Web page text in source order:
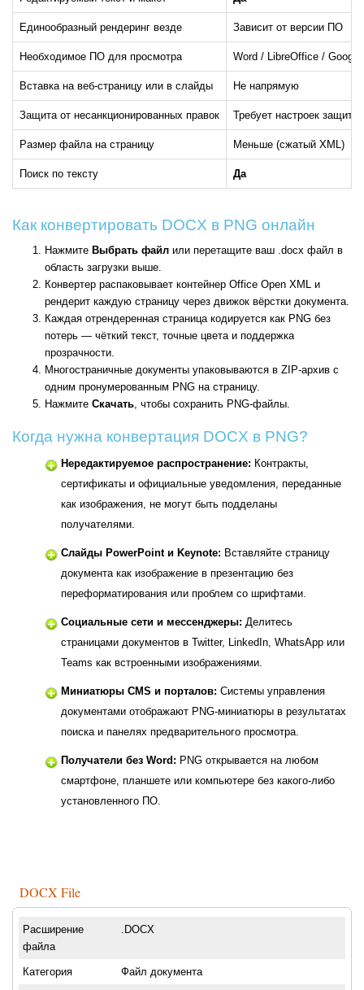
Единообразный рендеринг везде Зависит от версии ПО
Необходимое ПО для просмотра Word / LibreOffice /
Вставка на веб-страницу или в слайды Не напрямую
Защита от несанкционированных правок Требует настроек защиты
Размер файла на страницу Меньше (сжатый XML)
Поиск по тексту Да
Как конвертировать DOCX в PNG онлайн
Нажмите Выбрать файл или перетащите ваш .docx файл в
область загрузки выше.
Конвертер распаковывает контейнер Office Open XML и
рендерит каждую страницу через движок вёрстки документа.
Каждая отрендеренная страница кодируется как PNG без
потерь — чёткий текст, точные цвета и поддержка
прозрачности.
Многостраничные документы упаковываются в ZIP-архив с
одним пронумерованным PNG на страницу.
Нажмите Скачать, чтобы сохранить PNG-файлы.
Когда нужна конвертация DOCX в PNG?
Нередактируемое распространение: Контракты,
сертификаты и официальные уведомления, переданные
как изображения, не могут быть подделаны
получателями.
Слайды PowerPoint и Keynote: Вставляйте страницу
документа как изображение в презентацию без
переформатирования или проблем со шрифтами.
Социальные сети и мессенджеры: Делитесь
страницами документов в Twitter, LinkedIn, WhatsApp или
Teams как встроенными изображениями.
Миниатюры CMS и порталов: Системы управления
документами отображают PNG-миниатюры в результатах
поиска и панелях предварительного просмотра.
Получатели без Word: PNG открывается на любом
смартфоне, планшете или компьютере без какого-либо
установленного ПО.
DOCX File
Расширение
файла
.DOCX
Категория Файл документа